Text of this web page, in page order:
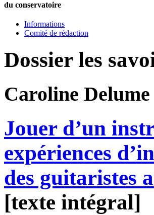
du conservatoire
Informations
Comité de rédaction
Dossier les
Caroline Delume
Jouer d’un
expériences
des guitaristes
[texte intégral]